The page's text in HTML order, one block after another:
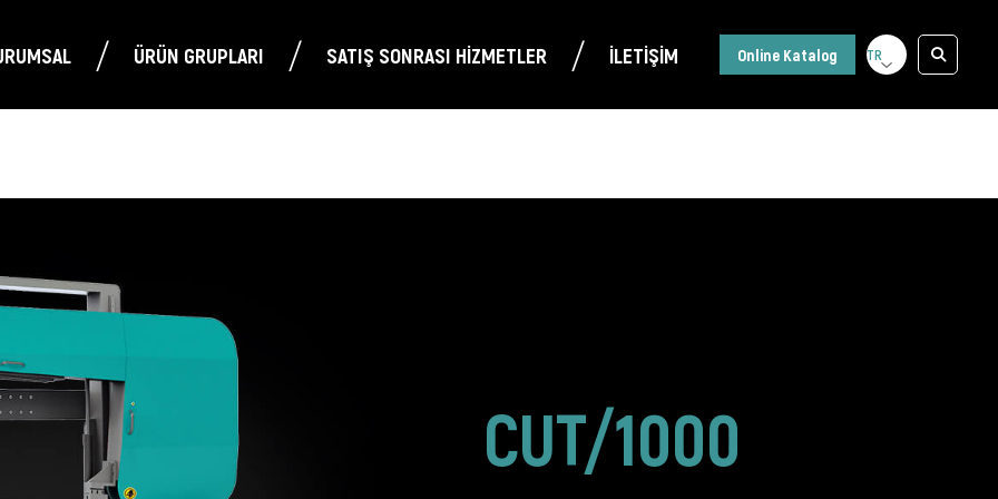
/ ÜRÜN GRUPLARI / SATIŞ SONRASI HİZMETLER / İLETİŞİM Online Katalog
CUT/1000